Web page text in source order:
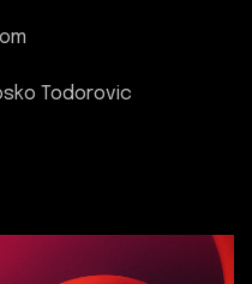
Todorovic